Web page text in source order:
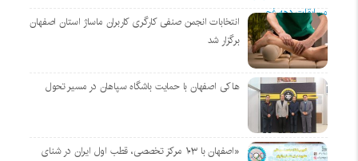
انتخابات انجمن صنفی کارگری کاربران ماساژ استان اصفهان
برگزار شد
هاکی اصفهان با حمایت باشگاه سپاهان در مسیر تحول
«اصفهان با ۱۰۳ مرکز تخصصی، قطب اول ایران در شنای